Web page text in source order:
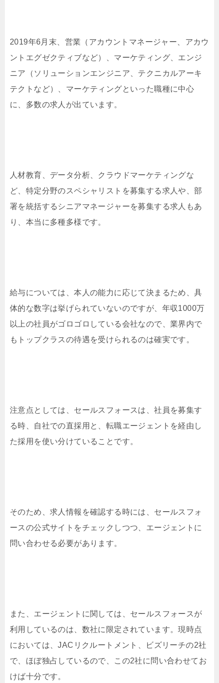
2019年6月末、営業（アカウントマネージャー、アカウ
ントエグゼクティブなど）、マーケティング、エンジ
ニア（ソリューションエンジニア、テクニカルアーキ
テクトなど）、マーケティングといった職種に中心
に、多数の求人が出ています。
人材教育、データ分析、クラウドマーケティングな
ど、特定分野のスペシャリストを募集する求人や、部
署を統括するシニアマネージャーを募集する求人もあ
り、本当に多種多様です。
給与については、本人の能力に応じて決まるため、具
体的な数字は挙げられていないのですが、年収1000万
以上の社員がゴロゴロしている会社なので、業界内で
もトップクラスの待遇を受けられるのは確実です。
注意点としては、セールスフォースは、社員を募集す
る時、自社での直採用と、転職エージェントを経由し
た採用を使い分けていることです。
そのため、求人情報を確認する時には、セールスフォ
ースの公式サイトをチェックしつつ、エージェントに
問い合わせる必要があります。
また、エージェントに関しては、セールスフォースが
利用しているのは、数社に限定されています。現時点
においては、JACリクルートメント、ビズリーチの2社
で、ほぼ独占しているので、この2社に問い合わせてお
けば十分です。